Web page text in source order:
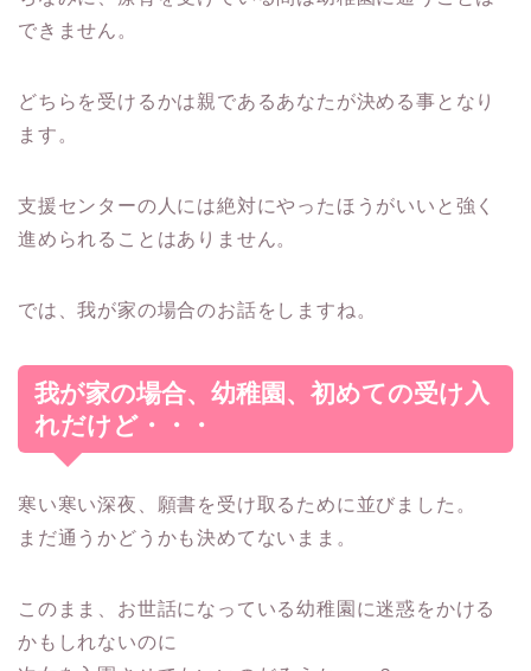
できません。
どちらを受けるかは親であるあなたが決める事となり
ます。
支援センターの人には絶対にやったほうがいいと強く
進められることはありません。
では、我が家の場合のお話をしますね。
我が家の場合、幼稚園、初めての受け入
れだけど・・・
寒い寒い深夜、願書を受け取るために並びました。
まだ通うかどうかも決めてないまま。
このまま、お世話になっている幼稚園に迷惑をかける
かもしれないのに